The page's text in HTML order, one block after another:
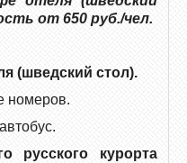
от 650 руб./чел.
(шведский стол).
номеров.
русского курорта